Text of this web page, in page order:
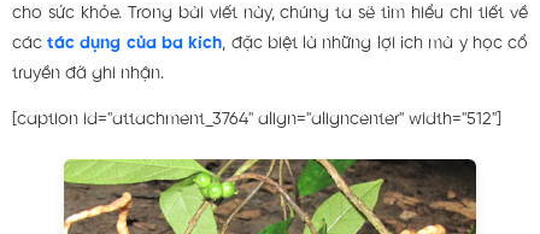
cho sức khỏe. Trong bài viết này, chúng ta sẽ tìm hiểu chi tiết về
cáctác dụng của ba kích, đặc biệt là những lợi ích mà y học cổ
truyền đã ghi nhận.
[caption id="attachment_3764" align="aligncenter" width="512"]